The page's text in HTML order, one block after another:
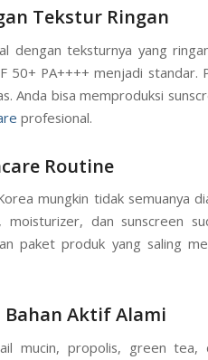
Tekstur Ringan
dengan teksturnya yang
50+ PA++++ menjadi standar.
Anda bisa memproduksi
profesional.
Routine
mungkin tidak semuanya
moisturizer, dan sunscreen
paket produk yang saling
Bahan Aktif Alami
mucin, propolis, green tea,